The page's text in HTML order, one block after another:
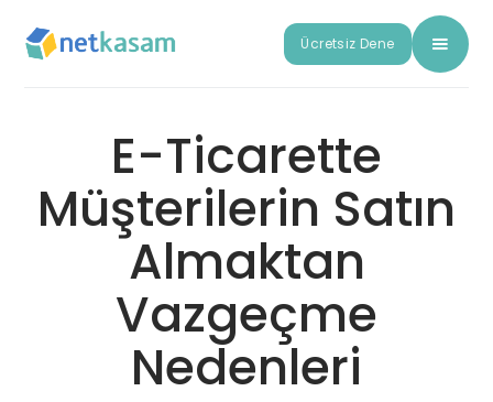
Ücretsiz Dene
E-Ticarette
Müşterilerin Satın
Almaktan
Vazgeçme
Nedenleri